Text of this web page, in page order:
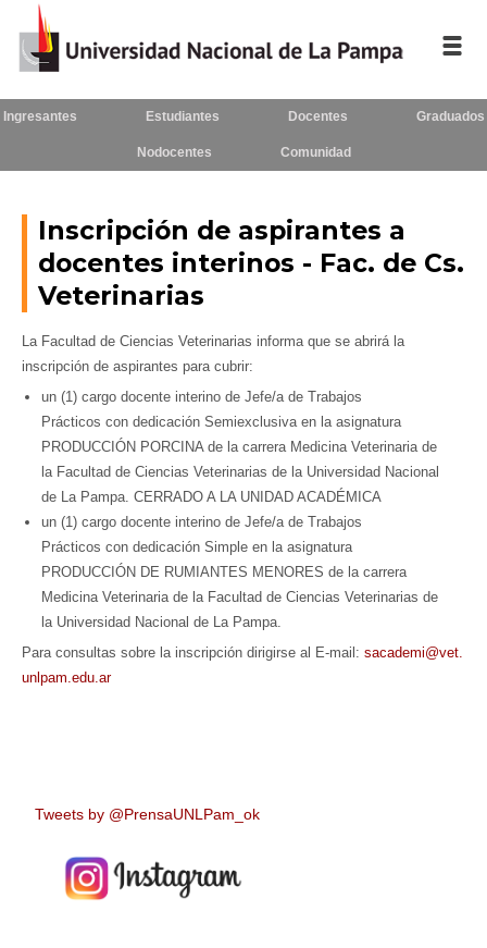
La UNLPam
Consejo Superior
Rectorado / Secretarías
Facultades
Contacto
Seguínosen:
Ingresantes Estudiantes Docentes Graduados
Nodocentes Comunidad
Inscripción de aspirantes a
docentes interinos - Fac. de Cs.
Veterinarias
La Facultad de Ciencias Veterinarias informa que se abrirá la
inscripción de aspirantes para cubrir:
un (1) cargo docente interino de Jefe/a de Trabajos
Prácticos con dedicación Semiexclusiva en la asignatura
PRODUCCIÓN PORCINA de la carrera Medicina Veterinaria de
la Facultad de Ciencias Veterinarias de la Universidad Nacional
de La Pampa. CERRADO A LA UNIDAD ACADÉMICA
un (1) cargo docente interino de Jefe/a de Trabajos
Prácticos con dedicación Simple en la asignatura
PRODUCCIÓN DE RUMIANTES MENORES de la carrera
Medicina Veterinaria de la Facultad de Ciencias Veterinarias de
la Universidad Nacional de La Pampa.
Para consultas sobre la inscripción dirigirse al E-mail: sacademi@vet.
unlpam.edu.ar
Tweets by @PrensaUNLPam_ok